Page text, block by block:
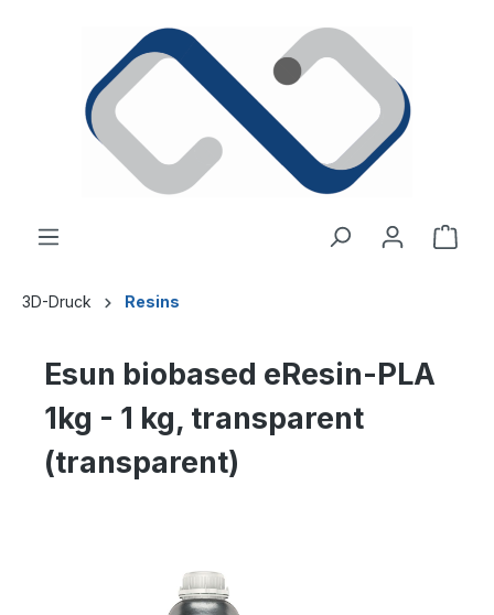
3D-Druck Resins
Esun biobased eResin-PLA
1kg - 1 kg, transparent
(transparent)